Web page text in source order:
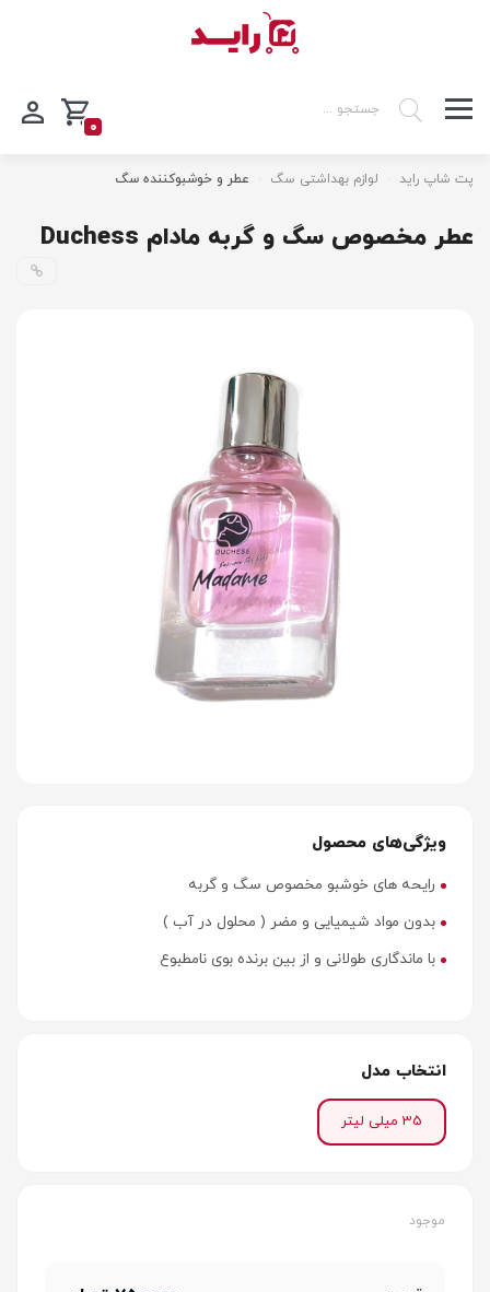
0
پت شاپ راید لوازم بهداشتی سگ عطر و خوشبوکننده سگ
عطر مخصوص سگ و گربه مادام Duchess
ویژگی‌های محصول
رایحه های خوشبو مخصوص سگ و گربه
بدون مواد شیمیایی و مضر ( محلول در آب )
با ماندگاری طولانی و از بین برنده بوی نامطبوع
انتخاب مدل
35 میلی لیتر
موجود